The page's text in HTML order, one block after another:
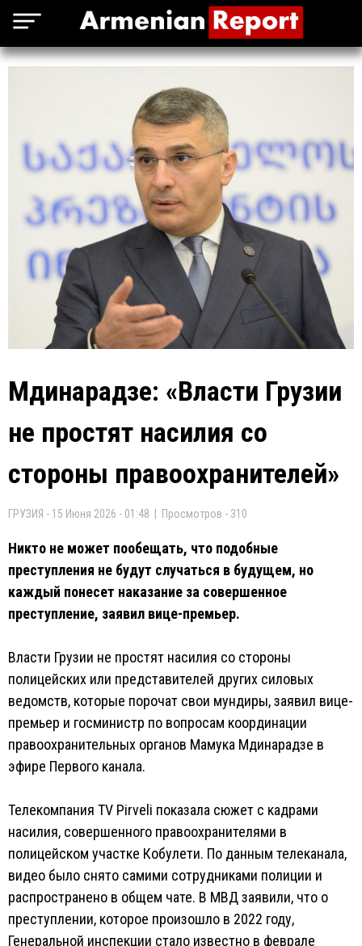
Мдинарадзе: «Власти Грузии
не простят насилия со
стороны правоохранителей»
ГРУЗИЯ - 15 Июня 2026 - 01:48 | Просмотров - 310
Никто не может пообещать, что подобные
преступления не будут случаться в будущем, но
каждый понесет наказание за совершенное
преступление, заявил вице-премьер.
Власти Грузии не простят насилия со стороны
полицейских или представителей других силовых
ведомств, которые порочат свои мундиры, заявил вице-
премьер и госминистр по вопросам координации
правоохранительных органов Мамука Мдинарадзе в
эфире Первого канала.
Телекомпания TV Pirveli показала сюжет с кадрами
насилия, совершенного правоохранителями в
полицейском участке Кобулети. По данным телеканала,
видео было снято самими сотрудниками полиции и
распространено в общем чате. В МВД заявили, что о
преступлении, которое произошло в 2022 году,
Генеральной инспекции стало известно в феврале